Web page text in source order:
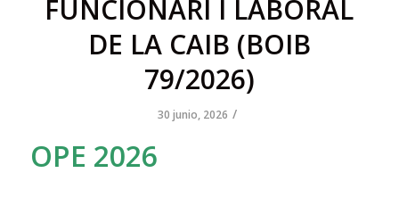
FUNCIONARI I LABORAL
DE LA CAIB (BOIB
79/2026)
30 junio, 2026 /
OPE 2026